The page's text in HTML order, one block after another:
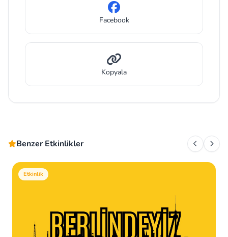
Facebook
Kopyala
Benzer Etkinlikler
Etkinlik